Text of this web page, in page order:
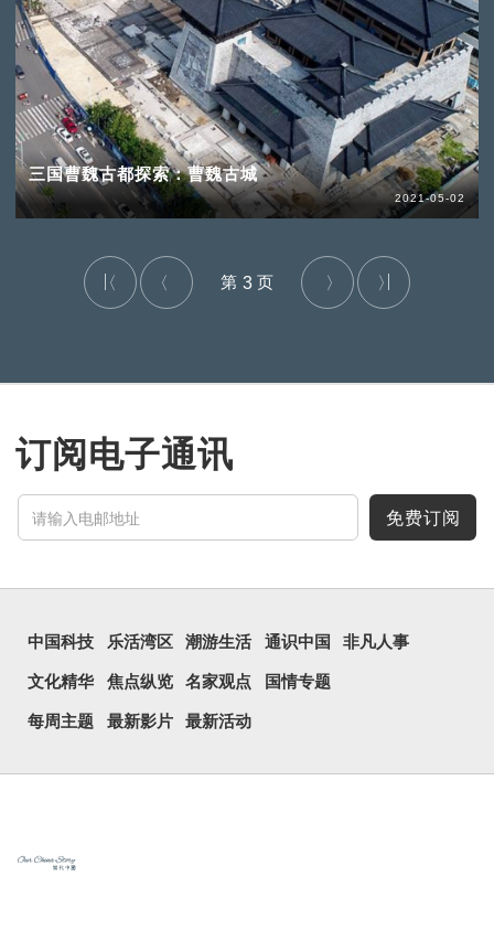
三国曹魏古都探索：曹魏古城
2021-05-02
3
订阅电子通讯
免费订阅
中国科技 乐活湾区 潮游生活 通识中国 非凡人事
文化精华 焦点纵览 名家观点 国情专题
每周主题 最新影片 最新活动